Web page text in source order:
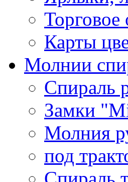
Торговое
Карты
Молнии
Спираль
Замки
Молния
под